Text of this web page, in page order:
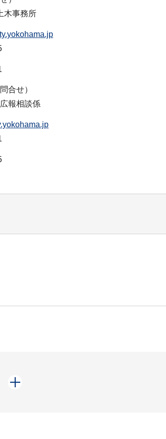
木事務所
合せ）
報相談係